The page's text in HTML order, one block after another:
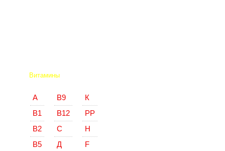
Витамины
А
В1
В2
В5
В9
В12
С
Д
К
РР
Н
F